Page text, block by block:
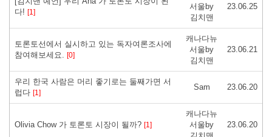
다! [1]
서울by
김치맨
23.06.25
토론토선에서 실시하고 있는 독자여론조사에
참여해보세요. [0]
캐나다뉴
서울by
김치맨
23.06.21
우리 한국 사람은 머리 좋기로는 둘째가면 서
럽다 [1]
Sam 23.06.20
Olivia Chow 가 토론토 시장이 될까? [1]
캐나다뉴
서울by
23.06.20